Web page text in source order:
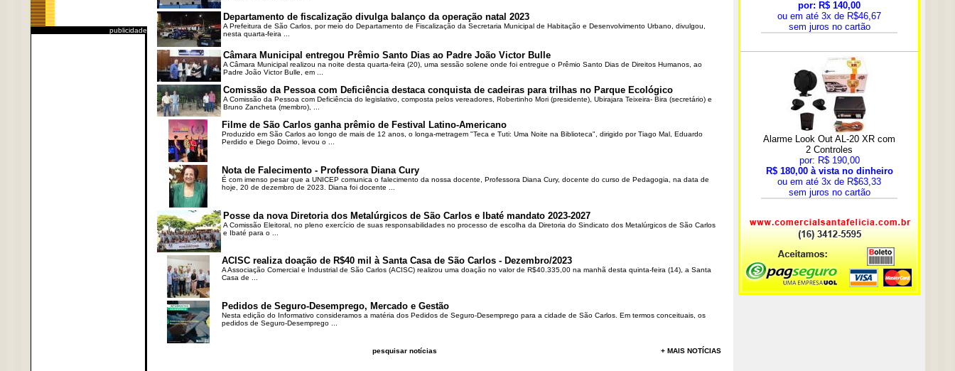
publicidade
Departamento de fiscalização divulga balanço da operação natal 2023
A Prefeitura de São Carlos, por meio do Departamento de Fiscalização da Secretaria Municipal de Habitação e Desenvolvimento Urbano, divulgou,
nesta quarta-feira ...
Câmara Municipal entregou Prêmio Santo Dias ao Padre João Victor Bulle
A Câmara Municipal realizou na noite desta quarta-feira (20), uma sessão solene onde foi entregue o Prêmio Santo Dias de Direitos Humanos, ao
Padre João Victor Bulle, em ...
Comissão da Pessoa com Deficiência destaca conquista de cadeiras para trilhas no Parque Ecológico
A Comissão da Pessoa com Deficiência do legislativo, composta pelos vereadores, Robertinho Mori (presidente), Ubirajara Teixeira- Bira (secretário) e
Bruno Zancheta (membro), ...
Filme de São Carlos ganha prêmio de Festival Latino-Americano
Produzido em São Carlos ao longo de mais de 12 anos, o longa-metragem "Teca e Tuti: Uma Noite na Biblioteca", dirigido por Tiago Mal, Eduardo
Perdido e Diego Doimo, levou o ...
Nota de Falecimento - Professora Diana Cury
É com imenso pesar que a UNICEP comunica o falecimento da nossa docente, Professora Diana Cury, docente do curso de Pedagogia, na data de
hoje, 20 de dezembro de 2023. Diana foi docente ...
Posse da nova Diretoria dos Metalúrgicos de São Carlos e Ibaté mandato 2023-2027
A Comissão Eleitoral, no pleno exercício de suas responsabilidades no processo de escolha da Diretoria do Sindicato dos Metalúrgicos de São Carlos
e Ibaté para o ...
ACISC realiza doação de R$40 mil à Santa Casa de São Carlos - Dezembro/2023
A Associação Comercial e Industrial de São Carlos (ACISC) realizou uma doação no valor de R$40.335,00 na manhã desta quinta-feira (14), a Santa
Casa de ...
Pedidos de Seguro-Desemprego, Mercado e Gestão
Nesta edição do Informativo consideramos a matéria dos Pedidos de Seguro-Desemprego para a cidade de São Carlos. Em termos conceituais, os
pedidos de Seguro-Desemprego ...
pesquisar notícias + MAIS NOTÍCIAS